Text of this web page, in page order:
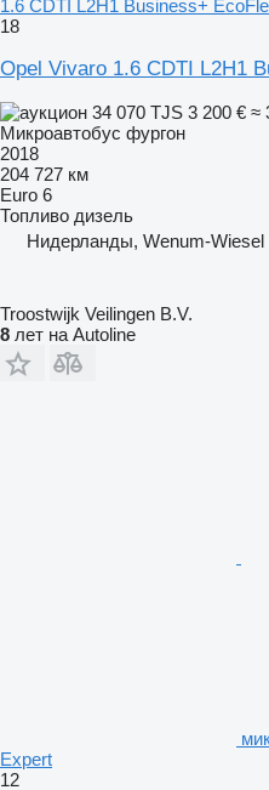
1.6 CDTI L2H1 Business+
18
Opel Vivaro 1.6 CDTI L2H1
34 070 TJS 3 200 € ≈
Микроавтобус фургон
2018
204 727 км
Euro 6
Топливо дизель
Нидерланды, Wenum-Wiesel
Troostwijk Veilingen B.V.
8 лет на Autoline
Expert
12